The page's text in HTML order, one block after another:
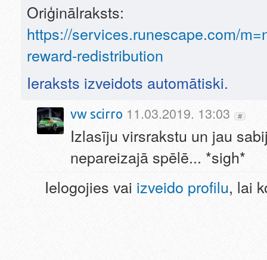
Oriģinālraksts:
https://services.runescape.com/
reward-redistribution
Ieraksts izveidots automātiski.
vw scirro 11.03.2019. 13:03 #
Izlasīju virsrakstu un jau
nepareizajā spēlē... *sigh*
Ielogojies vai izveido profilu, lai